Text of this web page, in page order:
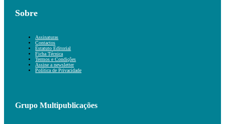
Sobre
Assinaturas
Contactos
Estatuto Editorial
Ficha Técnica
Termos e Condições
Assine a newsletter
Política de Privacidade
Grupo Multipublicações